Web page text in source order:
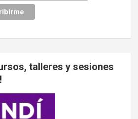
talleres y sesiones